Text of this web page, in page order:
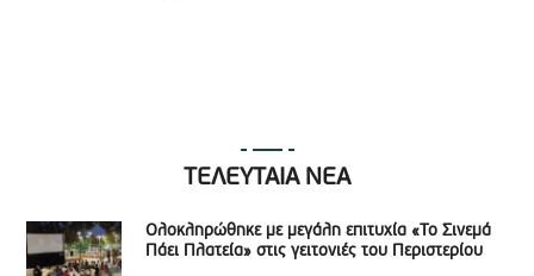
ΤΕΛΕΥΤΑΙΑ ΝΕΑ
Ολοκληρώθηκε με μεγάλη επιτυχία «Το Σινεμά
Πάει Πλατεία» στις γειτονιές του Περιστερίου